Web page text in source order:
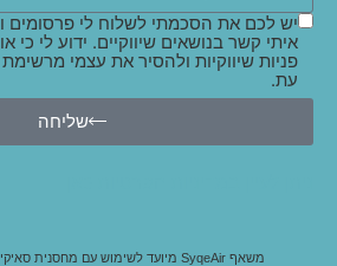
יש לכם את הסכמתי לשלוח לי פרסומים
איתי קשר בנושאים שיווקיים. ידוע לי
פניות שיווקיות ולהסיר את עצמי מרשימת
עת.
שליחה
משאף SyqeAir מיועד לשימוש עם מחסנית סאיקי בלבד.